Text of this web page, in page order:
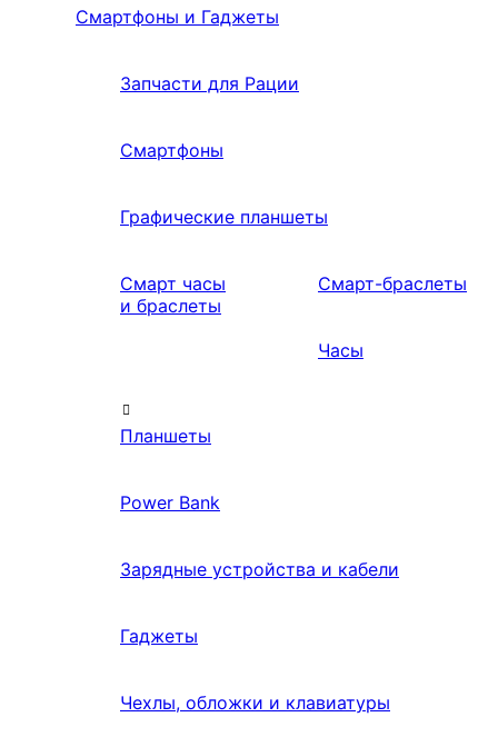
Смартфоны и Гаджеты
Запчасти для Рации
Смартфоны
Графические планшеты
Смарт часы
и браслеты
Смарт-браслеты
Часы
Планшеты
Power Bank
Зарядные устройства и кабели
Гаджеты
Чехлы, обложки и клавиатуры